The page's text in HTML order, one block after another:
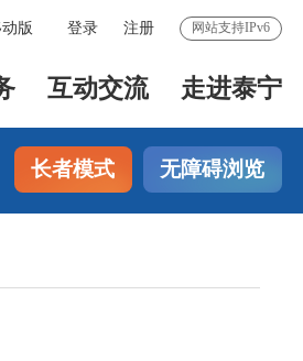
版 登录 注册 网站支持IPv6
互动交流 走进泰宁
长者模式 无障碍浏览